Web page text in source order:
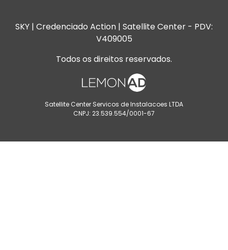
SKY | Credenciado Action | Satellite Center - PDV:
V409005
Todos os direitos reservados.
Satellite Center Servicos de Instalacoes LTDA
CNPJ: 23.539.554/0001-67